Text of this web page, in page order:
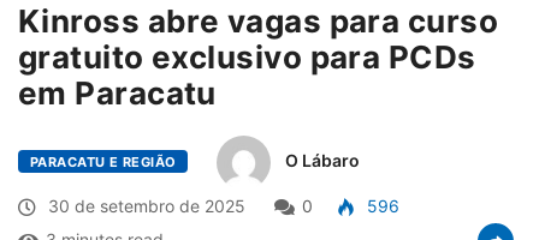
Kinross abre vagas para curso
gratuito exclusivo para PCDs
em Paracatu
PARACATU E REGIÃO O Lábaro
30 de setembro de 2025 0
596